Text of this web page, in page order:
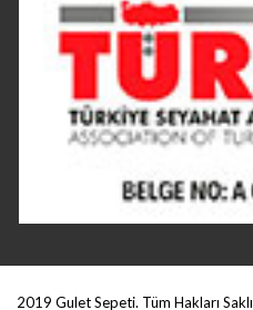
2019 Gulet Sepeti. Tüm Hakları